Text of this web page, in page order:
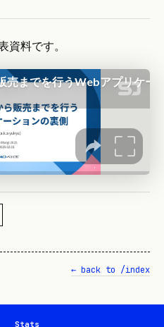
資料です。
← back to /index
Stats